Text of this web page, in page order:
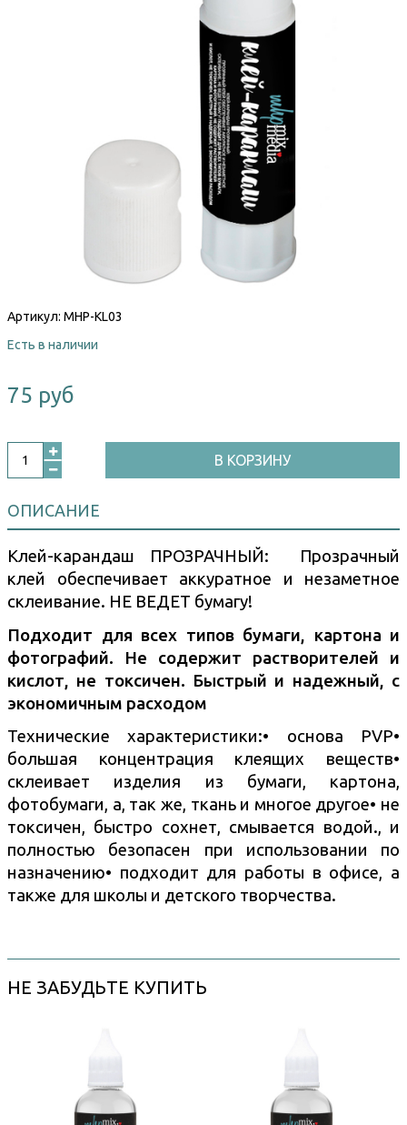
Артикул: MHP-KL03
Есть в наличии
75 руб
В КОРЗИНУ
ОПИСАНИЕ
Клей-карандаш ПРОЗРАЧНЫЙ: Прозрачный
клей обеспечивает аккуратное и незаметное
склеивание. НЕ ВЕДЕТ бумагу!
Подходит для всех типов бумаги, картона и
фотографий. Не содержит растворителей и
кислот, не токсичен. Быстрый и надежный, с
экономичным расходом
Технические характеристики:• основа PVP•
большая концентрация клеящих веществ•
склеивает изделия из бумаги, картона,
фотобумаги, а, так же, ткань и многое другое• не
токсичен, быстро сохнет, смывается водой., и
полностью безопасен при использовании по
назначению• подходит для работы в офисе, а
также для школы и детского творчества.
НЕ ЗАБУДЬТЕ КУПИТЬ